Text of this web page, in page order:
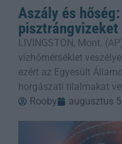
Aszály és
pisztrángvizeket
LIVINGSTON, Mont.
vízhőmérséklet
ezért az Egyesült
horgászati tilalmakat
Rooby
augusztus